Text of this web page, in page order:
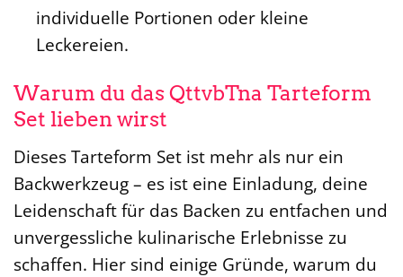
individuelle Portionen oder kleine
Leckereien.
Warum du das QttvbTna Tarteform
Set lieben wirst
Dieses Tarteform Set ist mehr als nur ein
Backwerkzeug – es ist eine Einladung, deine
Leidenschaft für das Backen zu entfachen und
unvergessliche kulinarische Erlebnisse zu
schaffen. Hier sind einige Gründe, warum du